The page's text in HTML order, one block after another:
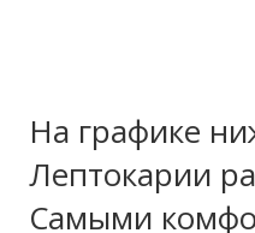
На графике
Лептокарии
Самыми